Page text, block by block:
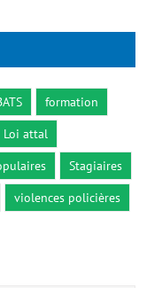
formation
Loi attal
Stagiaires
violences policières